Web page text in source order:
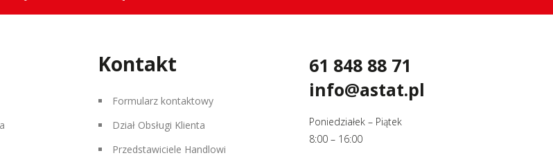
Kontakt
Formularz kontaktowy
Dział Obsługi Klienta
Przedstawiciele Handlowi
61 848 88 71
info@astat.pl
Poniedziałek – Piątek
8:00 – 16:00